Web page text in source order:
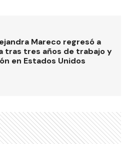
Mareco regresó a
tras tres años de trabajo y
en Estados Unidos